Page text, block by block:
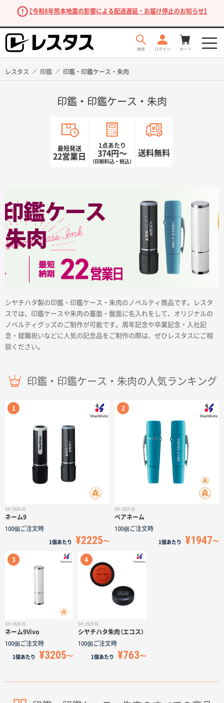
【令和8年熊本地震の影響による配送遅延・お届け停止のお知らせ】
ターゲットから探す
サイトメニュー
ご注文の流れ
再注文について
よくあるご質問
レスタス 印鑑 印鑑・印鑑ケース・朱肉
印鑑・印鑑ケース・朱肉
最短発送
22営業日
1点あたり
374円〜
（印刷料込・税込）
送料無料
シヤチハタ製の印鑑・印鑑ケース・朱肉のノベルティ商品です。レスタ
スでは、印鑑ケースや朱肉の蓋面・盤面に名入れをして、オリジナルの
ノベルティグッズのご制作が可能です。周年記念や卒業記念・入社記
念・就職祝いなどに人気の記念品をご制作の際は、ぜひレスタスにご相
談ください。
印鑑・印鑑ケース・朱肉の人気ランキング
SH-1526-01
ネーム9
100個 ご注文時
1個 あたり ¥2225
SH-1527-01
ペアネーム
100個 ご注文時
1個 あたり ¥1947
SH-1528-01
ネーム9Vivo
100個 ご注文時
1個 あたり ¥3205
SH-1529-01
シヤチハタ朱肉（エコス）
100個 ご注文時
1個 あたり ¥763